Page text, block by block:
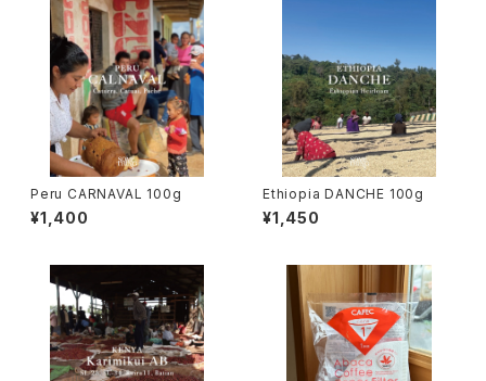
Peru CARNAVAL 100g
¥1,400
Ethiopia DANCHE 100g
¥1,450